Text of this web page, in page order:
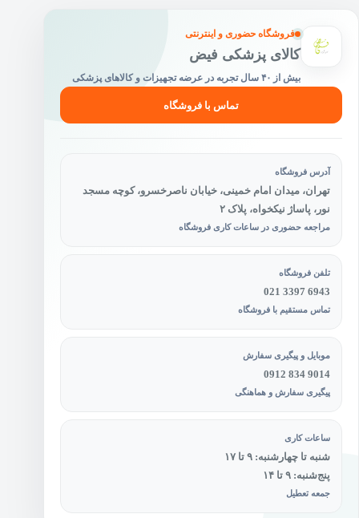
فروشگاه حضوری و اینترنتی
کالای پزشکی فیض
بیش از ۴۰ سال تجربه در عرضه تجهیزات و کالاهای پزشکی
تماس با فروشگاه
آدرس فروشگاه
تهران، میدان امام خمینی، خیابان ناصرخسرو، کوچه مسجد
نور، پاساژ نیکخواه، پلاک ۲
مراجعه حضوری در ساعات کاری فروشگاه
تلفن فروشگاه
021 3397 6943
تماس مستقیم با فروشگاه
موبایل و پیگیری سفارش
0912 834 9014
پیگیری سفارش و هماهنگی
ساعات کاری
شنبه تا چهارشنبه: ۹ تا ۱۷
پنج‌شنبه: ۹ تا ۱۴
جمعه تعطیل